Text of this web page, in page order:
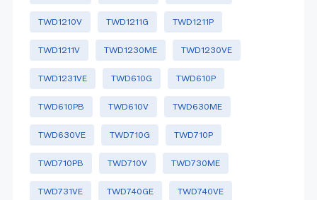
TWD1210V TWD1211G TWD1211P
TWD1211V TWD1230ME TWD1230VE
TWD1231VE TWD610G TWD610P
TWD610PB TWD610V TWD630ME
TWD630VE TWD710G TWD710P
TWD710PB TWD710V TWD730ME
TWD731VE TWD740GE TWD740VE